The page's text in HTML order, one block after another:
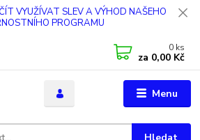
VYUŽÍVAT SLEV A VÝHOD NAŠEHO
PROGRAMU
Menu
0 ks
za 0,00 Kč